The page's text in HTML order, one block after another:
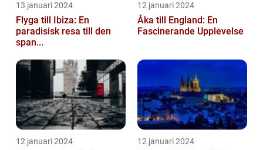
13 januari 2024
Flyga till Ibiza: En
paradisisk resa till den
span...
12 januari 2024
Åka till England: En
Fascinerande Upplevelse
12 januari 2024 12 januari 2024